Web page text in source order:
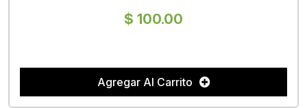
$ 100.00
Agregar Al Carrito